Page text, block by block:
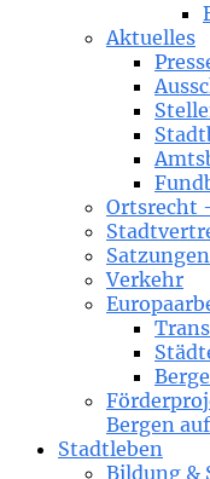
Aktuelles
Ortsrecht
Satzungen
Verkehr
Bergen
Stadtleben
Bildung &